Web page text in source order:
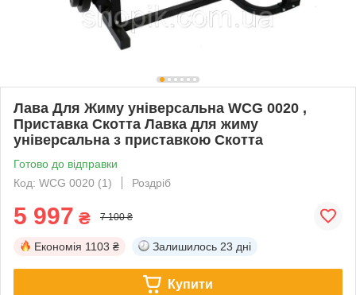
Лава Для Жиму універсальна WCG 0020 ,
Приставка Скотта Лавка для жиму
універсальна з приставкою Скотта
Готово до відправки
Код: WCG 0020 (1)
Роздріб
5 997 ₴ 7 100 ₴
Економія 1103 ₴ Залишилось 23 дні
Купити